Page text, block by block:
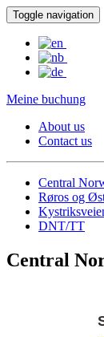
Toggle navigation
Meine buchung
About us
Contact us
Central
Røros og
DNT/TT
Central